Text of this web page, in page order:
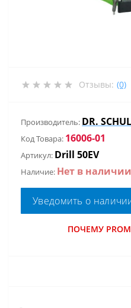
Отзывы: (0)
Производитель: DR.
Код Товара: 16006-01
Артикул: Drill 50EV
Наличие: Нет в наличии
Уведомить о
ПОЧЕМУ